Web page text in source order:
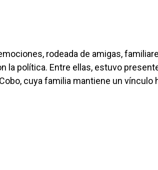
rodeada de amigas,
política. Entre ellas, estuvo
cuya familia mantiene un vínculo